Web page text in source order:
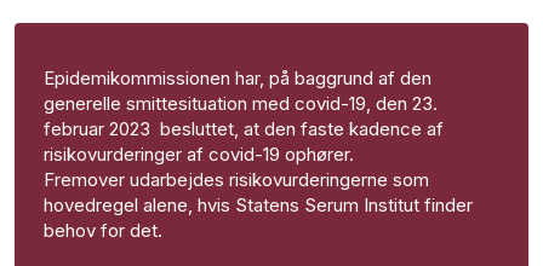
Epidemikommissionen har, på baggrund af den
generelle smittesituation med covid-19, den 23.
februar 2023 besluttet, at den faste kadence af
risikovurderinger af covid-19 ophører.
Fremover udarbejdes risikovurderingerne som
hovedregel alene, hvis Statens Serum Institut finder
behov for det.